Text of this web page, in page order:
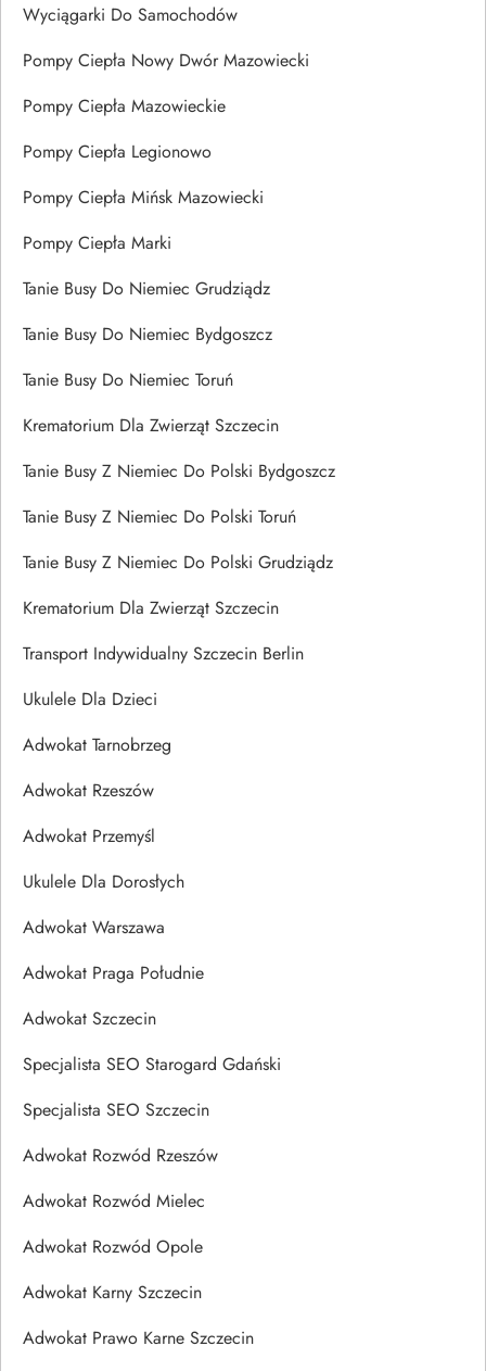
Wyciągarki Do Samochodów
Pompy Ciepła Nowy Dwór Mazowiecki
Pompy Ciepła Mazowieckie
Pompy Ciepła Legionowo
Pompy Ciepła Mińsk Mazowiecki
Pompy Ciepła Marki
Tanie Busy Do Niemiec Grudziądz
Tanie Busy Do Niemiec Bydgoszcz
Tanie Busy Do Niemiec Toruń
Krematorium Dla Zwierząt Szczecin
Tanie Busy Z Niemiec Do Polski Bydgoszcz
Tanie Busy Z Niemiec Do Polski Toruń
Tanie Busy Z Niemiec Do Polski Grudziądz
Krematorium Dla Zwierząt Szczecin
Transport Indywidualny Szczecin Berlin
Ukulele Dla Dzieci
Adwokat Tarnobrzeg
Adwokat Rzeszów
Adwokat Przemyśl
Ukulele Dla Dorosłych
Adwokat Warszawa
Adwokat Praga Południe
Adwokat Szczecin
Specjalista SEO Starogard Gdański
Specjalista SEO Szczecin
Adwokat Rozwód Rzeszów
Adwokat Rozwód Mielec
Adwokat Rozwód Opole
Adwokat Karny Szczecin
Adwokat Prawo Karne Szczecin